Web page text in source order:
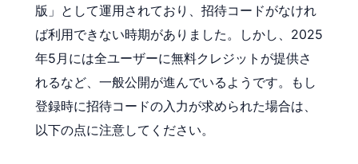
版」として運用されており、招待コードがなけれ
ば利用できない時期がありました。しかし、2025
年5月には全ユーザーに無料クレジットが提供さ
れるなど、一般公開が進んでいるようです。もし
登録時に招待コードの入力が求められた場合は、
以下の点に注意してください。